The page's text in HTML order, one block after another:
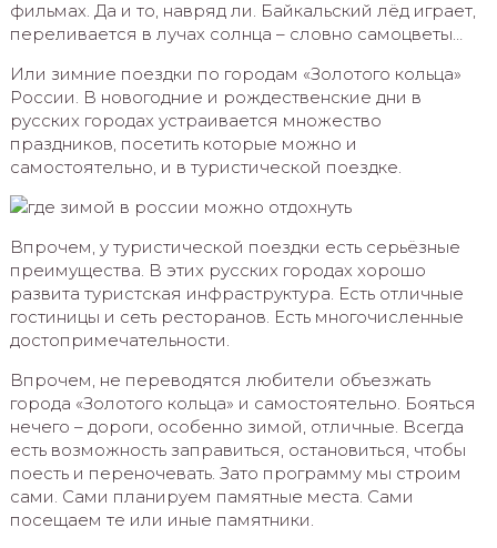
фильмах. Да и то, навряд ли. Байкальский лёд играет,
переливается в лучах солнца – словно самоцветы…
Или зимние поездки по городам «Золотого кольца»
России. В новогодние и рождественские дни в
русских городах устраивается множество
праздников, посетить которые можно и
самостоятельно, и в туристической поездке.
Впрочем, у туристической поездки есть серьёзные
преимущества. В этих русских городах хорошо
развита туристская инфраструктура. Есть отличные
гостиницы и сеть ресторанов. Есть многочисленные
достопримечательности.
Впрочем, не переводятся любители объезжать
города «Золотого кольца» и самостоятельно. Бояться
нечего – дороги, особенно зимой, отличные. Всегда
есть возможность заправиться, остановиться, чтобы
поесть и переночевать. Зато программу мы строим
сами. Сами планируем памятные места. Сами
посещаем те или иные памятники.